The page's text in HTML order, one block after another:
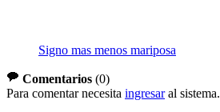
Signo mas menos mariposa
Comentarios (0)
Para comentar necesita ingresaral sistema.